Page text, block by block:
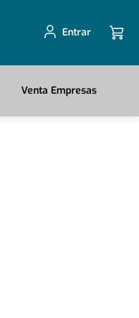
Entrar
Venta Empresas